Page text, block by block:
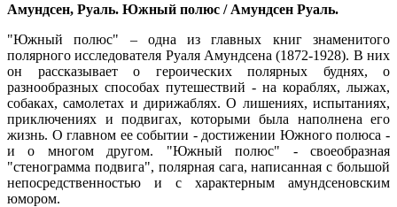
Амундсен, Руаль. Южный полюс / Амундсен Руаль.
"Южный полюс" – одна из главных книг знаменитого
полярного исследователя Руаля Амундсена (1872-1928). В них
он рассказывает о героических полярных буднях, о
разнообразных способах путешествий - на кораблях, лыжах,
собаках, самолетах и дирижаблях. О лишениях, испытаниях,
приключениях и подвигах, которыми была наполнена его
жизнь. О главном ее событии - достижении Южного полюса -
и о многом другом. "Южный полюс" - своеобразная
"стенограмма подвига", полярная сага, написанная с большой
непосредственностью и с характерным амундсеновским
юмором.